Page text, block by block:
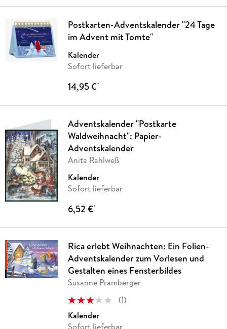
Postkarten-Adventskalender "24 Tage
im Advent mit Tomte"
Kalender
Sofort lieferbar
14,95 €*
Adventskalender "Postkarte
Waldweihnacht": Papier-
Adventskalender
Anita Rahlweß
Kalender
Sofort lieferbar
6,52 €*
Rica erlebt Weihnachten: Ein Folien-
Adventskalender zum Vorlesen und
Gestalten eines Fensterbildes
Susanne Pramberger
(1)
Kalender
Sofort lieferbar